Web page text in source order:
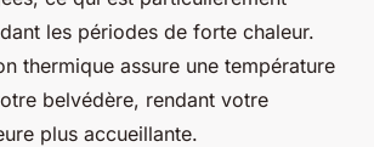
les périodes de forte chaleur.
thermique assure une température
belvédère, rendant votre
plus accueillante.